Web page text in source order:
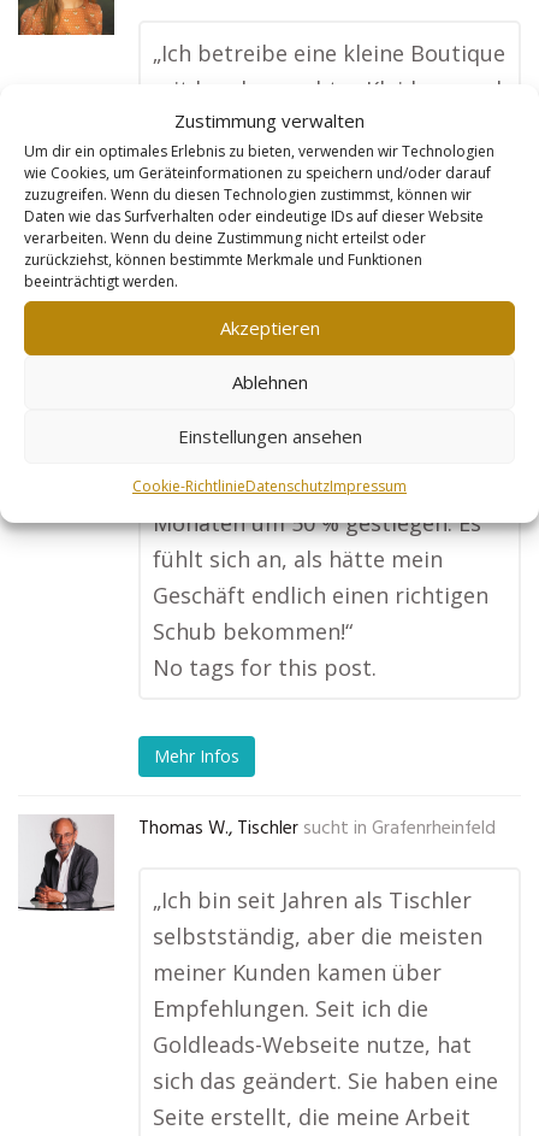
Zustimmung verwalten
Um dir ein optimales Erlebnis zu bieten, verwenden wir Technologien
wie Cookies, um Geräteinformationen zu speichern und/oder darauf
zuzugreifen. Wenn du diesen Technologien zustimmst, können wir
Daten wie das Surfverhalten oder eindeutige IDs auf dieser Website
verarbeiten. Wenn du deine Zustimmung nicht erteilst oder
zurückziehst, können bestimmte Merkmale und Funktionen
beeinträchtigt werden.
Akzeptieren
Ablehnen
Einstellungen ansehen
Cookie-RichtlinieDatenschutzImpressum
„Ich betreibe eine kleine Boutique
mit handgemachter Kleidung und
Accessoires. Früher war es
schwierig, online Kunden zu
finden, aber die Goldleads-
Webseite hat alles verändert.
Meine Produkte werden jetzt
einzeln optimiert, sodass sie bei
Suchmaschinen gefunden werden.
Die Webseite sieht nicht nur toll
dass ich mehr Verkäufe habe.
Mein Online-Umsatz ist in sechs
Monaten um 50 % gestiegen. Es
fühlt sich an, als hätte mein
Geschäft endlich einen richtigen
Schub bekommen!“
No tags for this post.
Mehr Infos
Thomas W., Tischler sucht in Grafenrheinfeld
„Ich bin seit Jahren als Tischler
selbstständig, aber die meisten
meiner Kunden kamen über
Empfehlungen. Seit ich die
Goldleads-Webseite nutze, hat
sich das geändert. Sie haben eine
Seite erstellt, die meine Arbeit